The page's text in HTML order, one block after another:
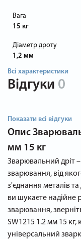
Вага
15 кг
Діаметр дроту
1,2 мм
Всі характеристики
Відгуки 0
Показати всі відгуки
Опис
мм 15 кг
Зварювальний дріт
зварювання, від
з'єднання металів
ви шукаєте надійне
зварювання,
SW1215 1.2 мм 15
універсальний